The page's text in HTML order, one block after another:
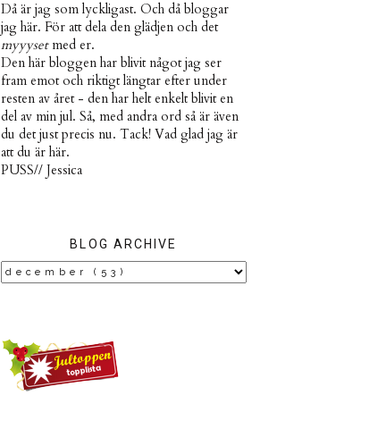
Då är jag som lyckligast. Och då bloggar
jag här. För att dela den glädjen och det
myyyset med er.
Den här bloggen har blivit något jag ser
fram emot och riktigt längtar efter under
resten av året - den har helt enkelt blivit en
del av min jul. Så, med andra ord så är även
du det just precis nu. Tack! Vad glad jag är
att du är här.
PUSS// Jessica
BLOG ARCHIVE